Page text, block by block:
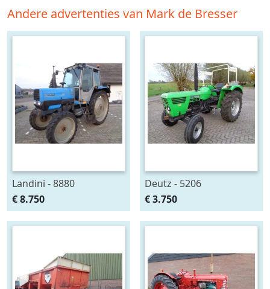
Andere advertenties van Mark de Bresser
Landini - 8880
€ 8.750
Deutz - 5206
€ 3.750